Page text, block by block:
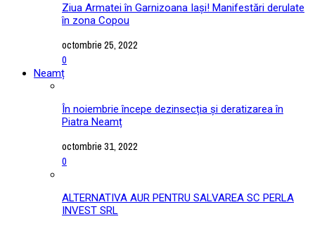
Ziua Armatei în Garnizoana Iași! Manifestări derulate
în zona Copou
octombrie 25, 2022
0
Neamț
În noiembrie începe dezinsecția și deratizarea în
Piatra Neamț
octombrie 31, 2022
0
ALTERNATIVA AUR PENTRU SALVAREA SC PERLA
INVEST SRL